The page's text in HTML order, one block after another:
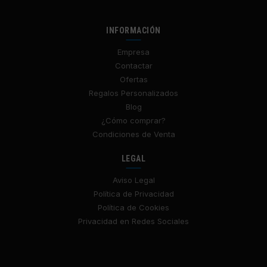
INFORMACIÓN
Empresa
Contactar
Ofertas
Regalos Personalizados
Blog
¿Cómo comprar?
Condiciones de Venta
LEGAL
Aviso Legal
Política de Privacidad
Política de Cookies
Privacidad en Redes Sociales